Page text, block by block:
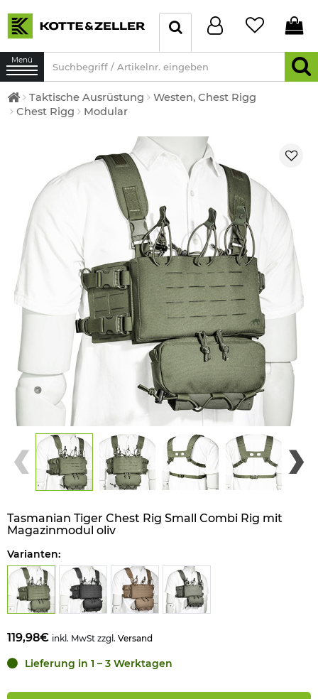
Menü
Taktische Ausrüstung
Westen, Chest Rigg
Chest Rigg
Modular
Tasmanian Tiger Chest Rig Small Combi Rig mit
Magazinmodul oliv
Varianten:
119,98€ inkl. MwSt zzgl. Versand
Lieferung in 1 – 3 Werktagen